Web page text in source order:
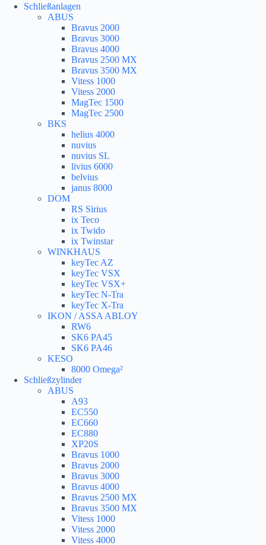
Schließanlagen
ABUS
Bravus 2000
Bravus 3000
Bravus 4000
Bravus 2500 MX
Bravus 3500 MX
Vitess 1000
Vitess 2000
MagTec 1500
MagTec 2500
BKS
helius 4000
nuvius
nuvius SL
livius 6000
belvius
janus 8000
DOM
RS Sirius
ix Teco
ix Twido
ix Twinstar
WINKHAUS
keyTec AZ
keyTec VSX
keyTec VSX+
keyTec N-Tra
keyTec X-Tra
IKON / ASSA ABLOY
RW6
SK6 PA45
SK6 PA46
KESO
8000 Omega²
Schließzylinder
ABUS
A93
EC550
EC660
EC880
XP20S
Bravus 1000
Bravus 2000
Bravus 3000
Bravus 4000
Bravus 2500 MX
Bravus 3500 MX
Vitess 1000
Vitess 2000
Vitess 4000